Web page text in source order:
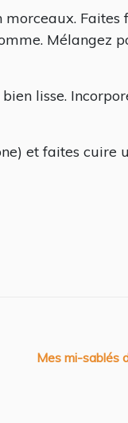
morceaux. Faites
Mélangez
lisse.
et faites cuire
Mes mi-sablés